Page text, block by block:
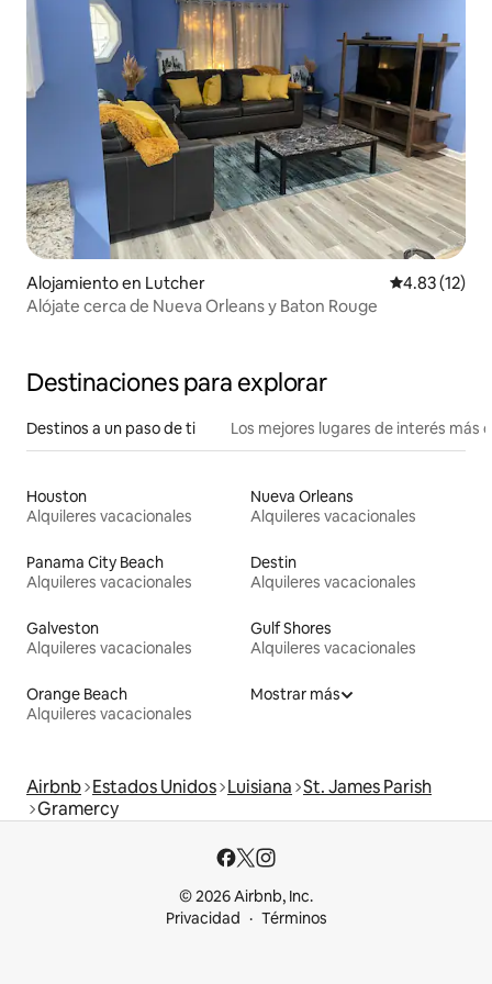
Alojamiento en Lutcher Calificación
4.83 (12)
Alójate cerca de Nueva Orleans y Baton Rouge
Destinaciones para explorar
Destinos a un paso de ti Los mejores lugares de interés más
Houston
Alquileres vacacionales
Nueva Orleans
Alquileres vacacionales
Panama City Beach
Alquileres vacacionales
Destin
Alquileres vacacionales
Galveston
Alquileres vacacionales
Gulf Shores
Alquileres vacacionales
Orange Beach
Alquileres vacacionales
Mostrar más
Airbnb Estados Unidos Luisiana St. James Parish
Gramercy
© 2026 Airbnb, Inc.
Privacidad
Términos